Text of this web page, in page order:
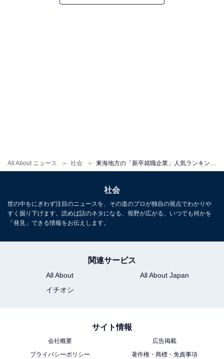
All About ニュース 社会
社会
世の中をにぎわず注目のニュースを、その道のプロが独自の視点でわかりや
すく掘り下げます。読めば話のネタになる、視野が広がる、いつでも何かを
「発見」できる情報をお伝えします。
関連サービス
All About
All About Japan
イチオシ
サイト情報
会社概要
広告掲載
プライバシーポリシー
著作権・商標・免責事項